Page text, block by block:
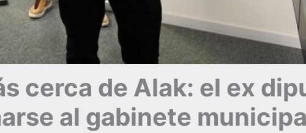
cerca de Alak: el ex
al gabinete